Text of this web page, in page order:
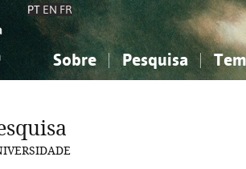
PT EN FR
Sobre Pesquisa
Ciências sociais...
Ciências sociais...